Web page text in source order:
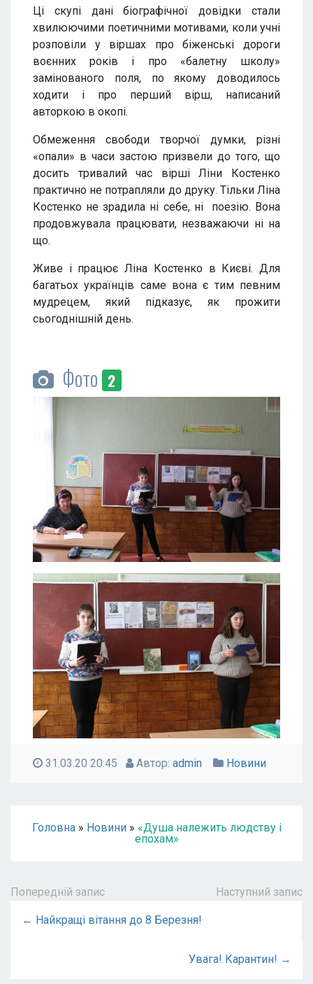
Ці скупі дані біографічної довідки стали
хвилюючими поетичними мотивами, коли учні
розповіли у віршах про біженські дороги
воєнних років і про «балетну школу»
замінованого поля, по якому доводилось
ходити і про перший вірш, написаний
авторкою в окопі.
Обмеження свободи творчої думки, різні
«опали» в часи застою призвели до того, що
досить тривалий час вірші Ліни Костенко
практично не потрапляли до друку. Тільки Ліна
Костенко не зрадила ні себе, ні поезію. Вона
продовжувала працювати, незважаючи ні на
що.
Живе і працює Ліна Костенко в Києві. Для
багатьох українців саме вона є тим певним
мудрецем, який підказує, як прожити
сьогоднішній день.
Фото 2
31.03.20 20:45 Автор: admin Новини
Головна» Новини» «Душа належить людству і
епохам»
Попередній запис Наступний запис
← Найкращі вітання до 8 Березня!
Увага! Карантин! →